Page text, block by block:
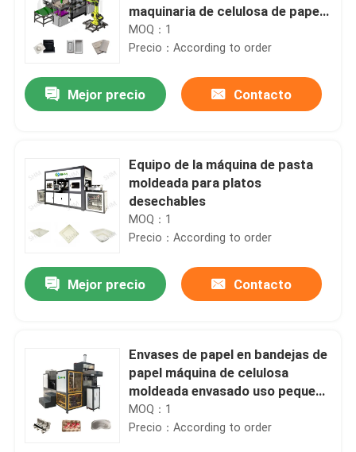
maquinaria de celulosa de papel
de alta velocidad
MOQ：1
Precio：According to order
Mejor precio Contacto
Equipo de la máquina de pasta
moldeada para platos
desechables
MOQ：1
Precio：According to order
Mejor precio Contacto
Envases de papel en bandejas de
papel máquina de celulosa
moldeada envasado uso pequeño
reciclable
MOQ：1
Precio：According to order